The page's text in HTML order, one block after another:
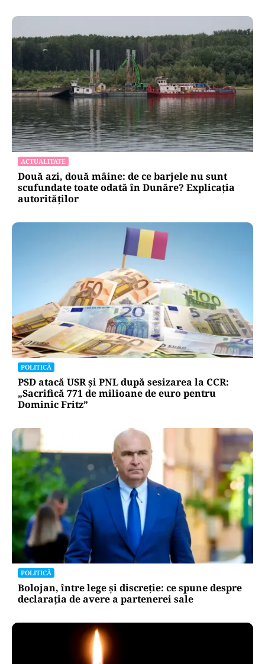
ACTUALITATE
Două azi, două mâine: de ce barjele nu sunt
scufundate toate odată în Dunăre? Explicația
autorităților
POLITICĂ
PSD atacă USR și PNL după sesizarea la CCR:
„Sacrifică 771 de milioane de euro pentru
Dominic Fritz”
POLITICĂ
Bolojan, între lege și discreție: ce spune despre
declarația de avere a partenerei sale